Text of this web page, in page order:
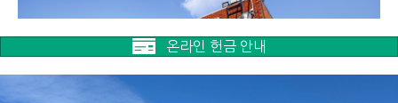
온라인 헌금 안내